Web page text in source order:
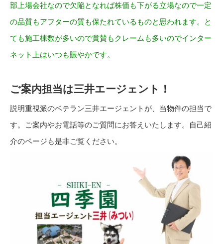
部上場会社なので欠陥となれば株価も下がる立場なので一定
の品質もアフターの質も保たれているものと思われます。と
ても施工棟数が多いので賞賛もクレームも多いのでインター
ネット上はいつも賑やかです。
ご案内担当は三井エージェント！
説明重視派のベテラン三井エージェントが、当物件の担当で
す。ご案内やお電話等のご質問にお答えいたします。自己紹
介のページも是非ご覧ください。